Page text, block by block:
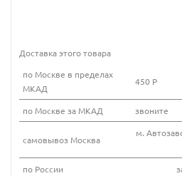
Доставка этого товара
по Москве в пределах
МКАД
450 Р
по Москве за МКАД звоните
самовывоз Москва
м.
по России